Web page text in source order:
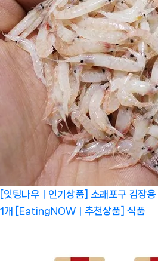
[잇팅나우ㅣ인기상품] 소래포구 김장
1개 [EatingNOWㅣ추천상품]
식품